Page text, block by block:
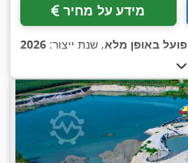
מידע על מחיר
פועל באופן מלא, שנת ייצור: 2026